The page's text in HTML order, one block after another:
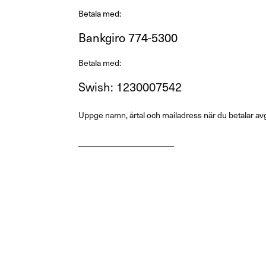
Betala med:
Bankgiro 774-5300
Betala med:
Swish: 1230007542
Uppge namn, årtal och mailadress när du betalar